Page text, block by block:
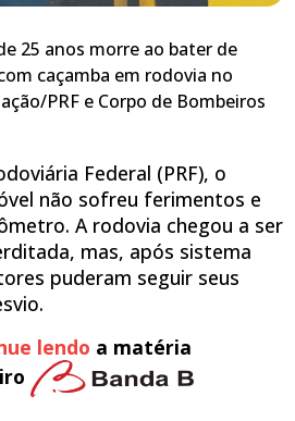
25 anos morre ao bater de
caçamba em rodovia no
PRF e Corpo de Bombeiros
Federal (PRF), o
não sofreu ferimentos e
A rodovia chegou a ser
mas, após sistema
puderam seguir seus
lendo a matéria